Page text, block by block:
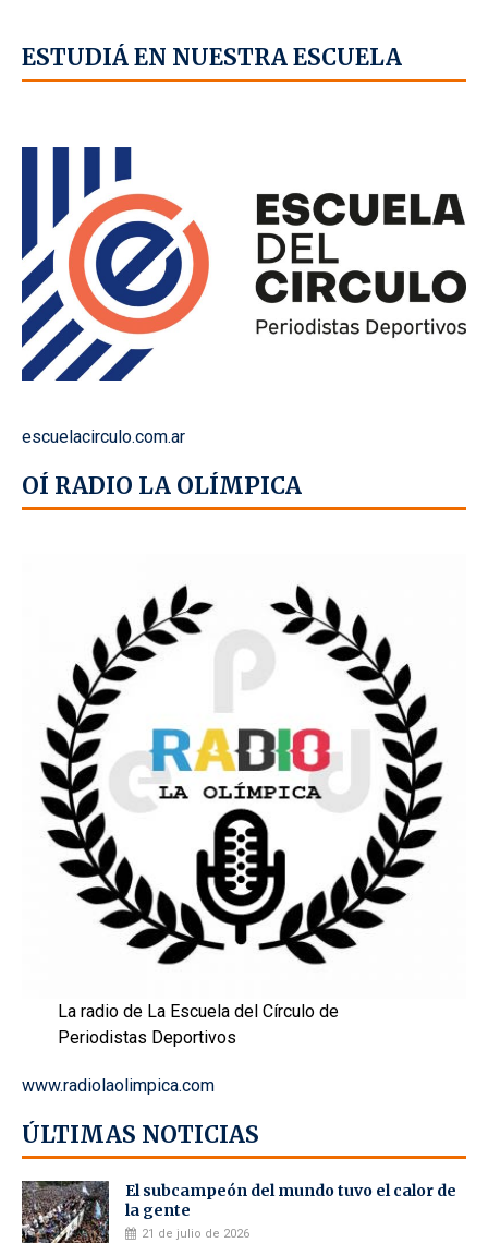
ESTUDIÁ EN NUESTRA ESCUELA
escuelacirculo.com.ar
OÍ RADIO LA OLÍMPICA
La radio de La Escuela del Círculo de
Periodistas Deportivos
www.radiolaolimpica.com
ÚLTIMAS NOTICIAS
El subcampeón del mundo tuvo el calor de
la gente
21 de julio de 2026